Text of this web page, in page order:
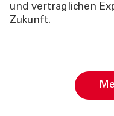
und vertraglichen
Zukunft.